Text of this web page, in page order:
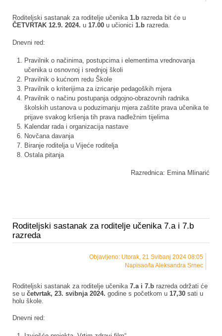
Roditeljski sastanak za roditelje učenika 1.b razreda bit će u
ČETVRTAK 12.9. 2024. u 17.00 u učionici 1.b razreda.
Dnevni red:
Pravilnik o načinima, postupcima i elementima vrednovanja
učenika u osnovnoj i srednjoj školi
Pravilnik o kućnom redu Škole
Pravilnik o kriterijima za izricanje pedagoških mjera
Pravilnik o načinu postupanja odgojno-obrazovnih radnika
školskih ustanova u poduzimanju mjera zaštite prava učenika te
prijave svakog kršenja tih prava nadležnim tijelima
Kalendar rada i organizacija nastave
Novčana davanja
Biranje roditelja u Vijeće roditelja
Ostala pitanja
Razrednica: Emina Mlinarić
Roditeljski sastanak za roditelje učenika 7.a i 7.b
razreda
Objavljeno: Utorak, 21 Svibanj 2024 08:05
Napisao/la Aleksandra Srnec
Roditeljski sastanak za roditelje učenika 7.a i 7.b razreda održati će
se u četvrtak, 23. svibnja 2024. godine s početkom u 17,30 sati u
holu škole.
Dnevni red: